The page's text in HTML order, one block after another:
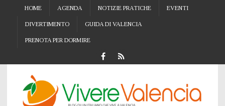
HOME AGENDA NOTIZIE PRATICHE EVENTI
DIVERTIMENTO GUIDA DI VALENCIA
PRENOTA PER DORMIRE